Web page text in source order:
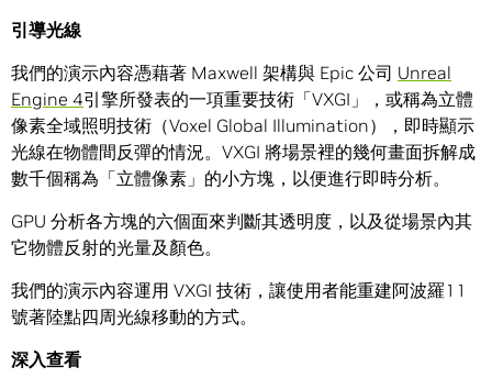
引導光線
我們的演示內容憑藉著 Maxwell 架構與 Epic 公司 Unreal
Engine 4引擎所發表的一項重要技術「VXGI」，或稱為立體
像素全域照明技術（Voxel Global Illumination），即時顯示
光線在物體間反彈的情況。VXGI 將場景裡的幾何畫面拆解成
數千個稱為「立體像素」的小方塊，以便進行即時分析。
GPU 分析各方塊的六個面來判斷其透明度，以及從場景內其
它物體反射的光量及顏色。
我們的演示內容運用 VXGI 技術，讓使用者能重建阿波羅11
號著陸點四周光線移動的方式。
深入查看